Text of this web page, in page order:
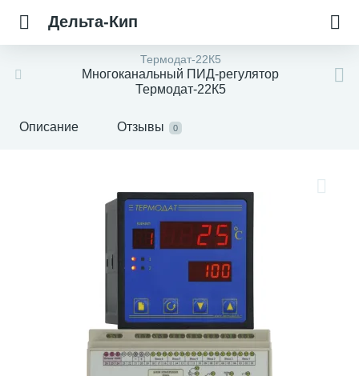
Дельта-Кип
Термодат-22К5
Многоканальный ПИД-регулятор
Термодат-22К5
Описание Отзывы 0